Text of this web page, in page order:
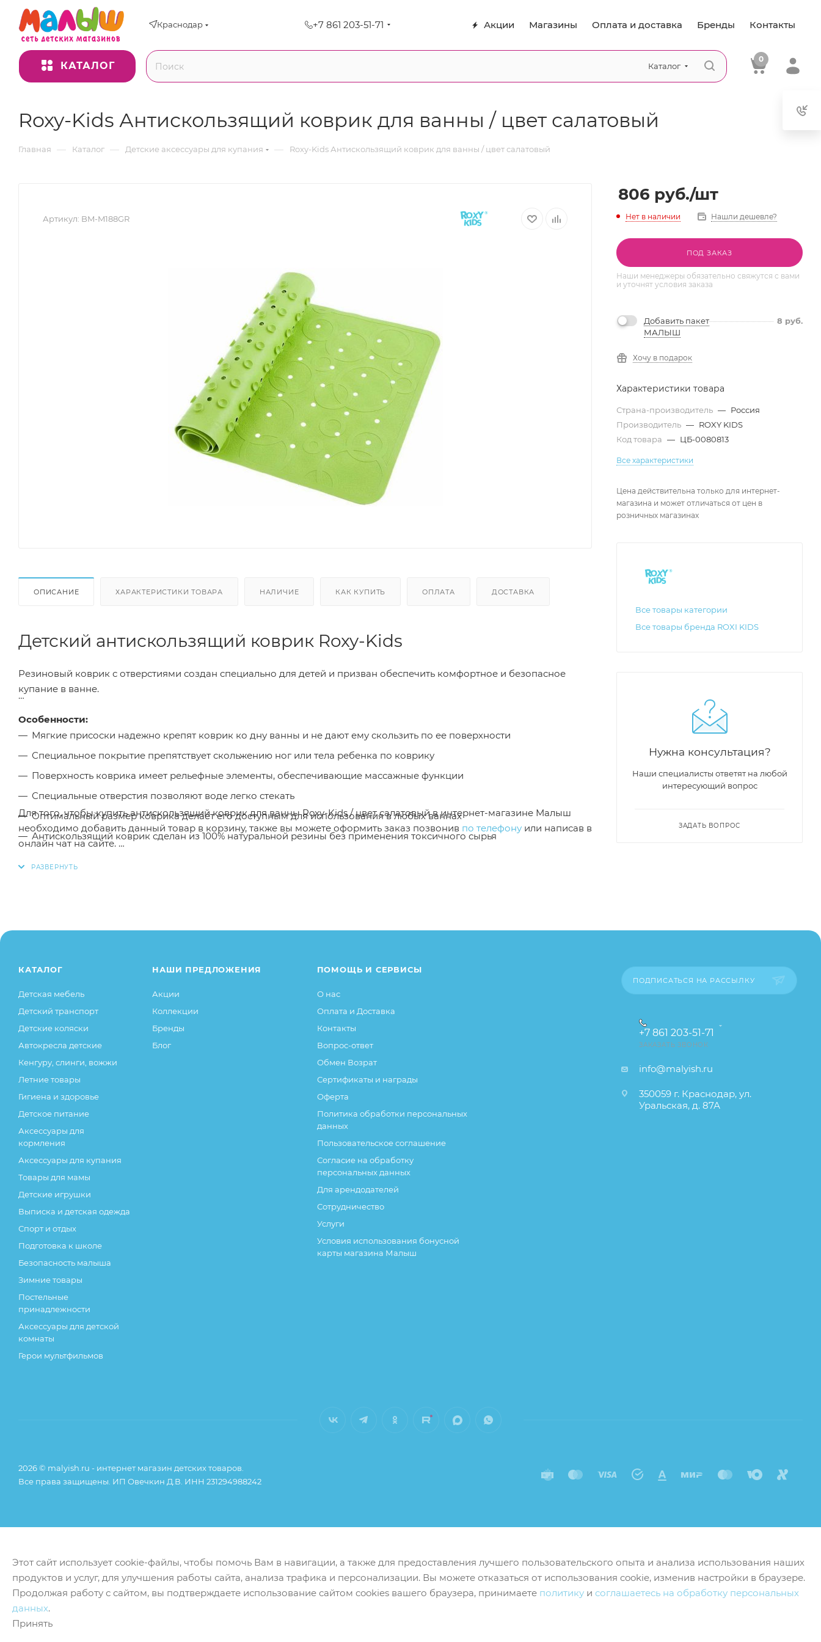
Краснодар +7 861 203-51-71 Акции Магазины Оплата и доставка Бренды Контакты
КАТАЛОГ Каталог
0
Roxy-Kids Антискользящий коврик для ванны / цвет салатовый
Главная — Каталог — Детские аксессуары для купания — Roxy-Kids Антискользящий коврик для ванны / цвет салатовый
Артикул: BM-M188GR
ОПИСАНИЕ ХАРАКТЕРИСТИКИ ТОВАРА НАЛИЧИЕ КАК КУПИТЬ ОПЛАТА ДОСТАВКА
Детский антискользящий коврик Roxy-Kids
Резиновый коврик с отверстиями создан специально для детей и призван обеспечить комфортное и безопасное
купание в ванне.
Особенности:
Мягкие присоски надежно крепят коврик ко дну ванны и не дают ему скользить по ее поверхности
Специальное покрытие препятствует скольжению ног или тела ребенка по коврику
Поверхность коврика имеет рельефные элементы, обеспечивающие массажные функции
Специальные отверстия позволяют воде легко стекать
Оптимальный размер коврика делает его доступным для использования в любых ваннах
Антискользящий коврик сделан из 100% натуральной резины без применения токсичного сырья
Для того, чтобы купить антискользящий коврик для ванны Roxy-Kids / цвет салатовый в интернет-магазине Малыш
необходимо добавить данный товар в корзину, также вы можете оформить заказ позвонив по телефону или написав в
онлайн чат на сайте.
806 руб./шт
Нет в наличии Нашли дешевле?
ПОД ЗАКАЗ
Наши менеджеры обязательно свяжутся с вами
и уточнят условия заказа
Добавить пакет
МАЛЫШ
8 руб.
Хочу в подарок
Характеристики товара
Страна-производитель — Россия
Производитель — ROXY KIDS
Код товара — ЦБ-0080813
Все характеристики
Цена действительна только для интернет-
магазина и может отличаться от цен в
розничных магазинах
Все товары категории
Все товары бренда ROXI KIDS
Нужна консультация?
Наши специалисты ответят на любой
интересующий вопрос
ЗАДАТЬ ВОПРОС
КАТАЛОГ
Детская мебель
Детский транспорт
Детские коляски
Автокресла детские
Кенгуру, слинги, вожжи
Летние товары
Гигиена и здоровье
Детское питание
Аксессуары для
кормления
Аксессуары для купания
Товары для мамы
Детские игрушки
Выписка и детская одежда
Спорт и отдых
Подготовка к школе
Безопасность малыша
Зимние товары
Постельные
принадлежности
Аксессуары для детской
комнаты
Герои мультфильмов
НАШИ ПРЕДЛОЖЕНИЯ
Акции
Коллекции
Бренды
Блог
ПОМОЩЬ И СЕРВИСЫ
О нас
Оплата и Доставка
Контакты
Вопрос-ответ
Обмен Возрат
Сертификаты и награды
Оферта
Политика обработки персональных
данных
Пользовательское соглашение
Согласие на обработку
персональных данных
Для арендодателей
Сотрудничество
Услуги
Условия использования бонусной
карты магазина Малыш
ПОДПИСАТЬСЯ НА РАССЫЛКУ
+7 861 203-51-71
ЗАКАЗАТЬ ЗВОНОК
info@malyish.ru
350059 г. Краснодар, ул.
Уральская, д. 87А
2026 © malyish.ru - интернет магазин детских товаров.
Все права защищены. ИП Овечкин Д.В. ИНН 231294988242
Этот сайт использует cookie-файлы, чтобы помочь Вам в навигации, а также для предоставления лучшего пользовательского опыта и анализа использования наших
продуктов и услуг, для улучшения работы сайта, анализа трафика и персонализации. Вы можете отказаться от использования cookie, изменив настройки в браузере.
Продолжая работу с сайтом, вы подтверждаете использование сайтом cookies вашего браузера, принимаете политику и соглашаетесь на обработку персональных
данных.
Принять